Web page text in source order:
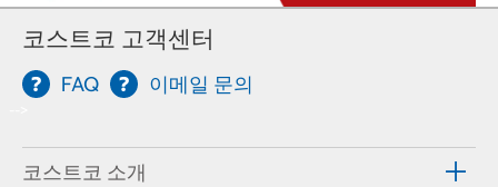
코스트코 고객센터
FAQ 이메일 문의
코스트코 소개